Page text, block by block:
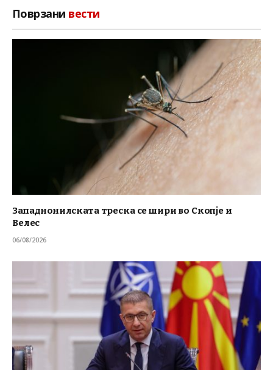
Поврзани вести
Западнонилската треска се шири во Скопје и
Велес
06/08/2026